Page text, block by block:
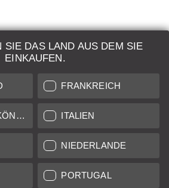
SIE DAS LAND AUS DEM SIE
EINKAUFEN.
FRANKREICH
VEREINIGTES KÖNIGREICH ITALIEN
NIEDERLANDE
PORTUGAL